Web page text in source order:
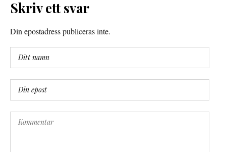
Skriv ett svar
Din epostadress publiceras inte.